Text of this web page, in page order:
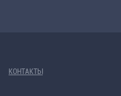
КОНТАКТЫ